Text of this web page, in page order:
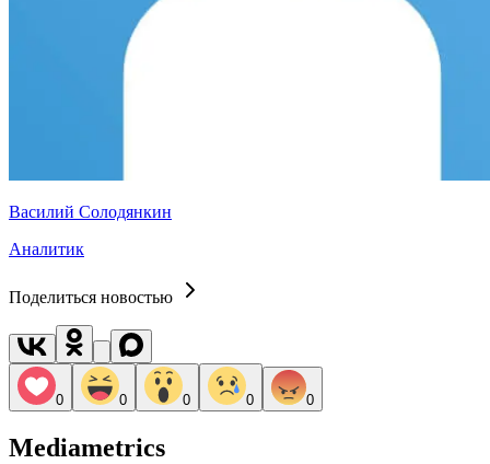
Василий Солодянкин
Аналитик
Поделиться новостью
0 0 0 0 0
Mediametrics